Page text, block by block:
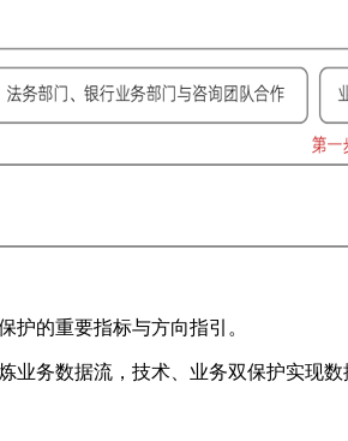
护的重要指标与方向指引。
业务数据流，技术、业务双保护实现